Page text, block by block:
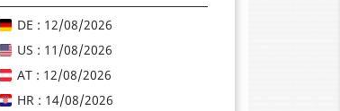
DE : 12/08/2026
US : 11/08/2026
AT : 12/08/2026
HR : 14/08/2026